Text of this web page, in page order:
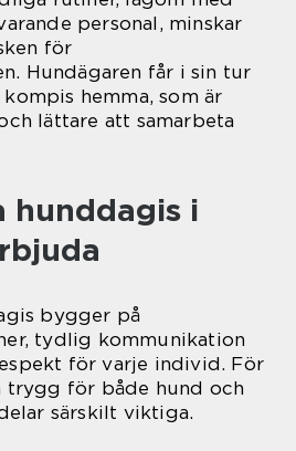
personal, minskar
för
Hundägaren får i sin tur
hemma, som är
lättare att samarbeta
hunddagis i
bygger på
tydlig kommunikation
för varje individ. För
trygg för både hund och
särskilt viktiga.